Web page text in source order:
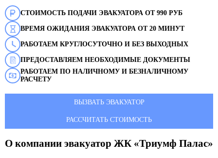
СТОИМОСТЬ ПОДАЧИ ЭВАКУАТОРА ОТ 990 РУБ
ВРЕМЯ ОЖИДАНИЯ ЭВАКУАТОРА ОТ 20 МИНУТ
РАБОТАЕМ КРУГЛОСУТОЧНО И БЕЗ ВЫХОДНЫХ
ПРЕДОСТАВЛЯЕМ НЕОБХОДИМЫЕ ДОКУМЕНТЫ
РАБОТАЕМ ПО НАЛИЧНОМУ И БЕЗНАЛИЧНОМУ
РАСЧЕТУ
ВЫЗВАТЬ ЭВАКУАТОР
РАССЧИТАТЬ СТОИМОСТЬ
О компании эвакуатор ЖК «Триумф Палас»